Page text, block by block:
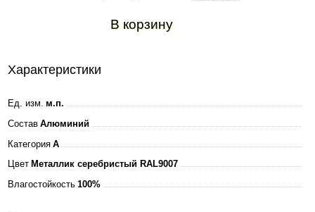
В корзину
Характеристики
Ед. изм. м.п.
Состав Алюминий
Категория A
Цвет Металлик серебристый RAL9007
Влагостойкость 100%